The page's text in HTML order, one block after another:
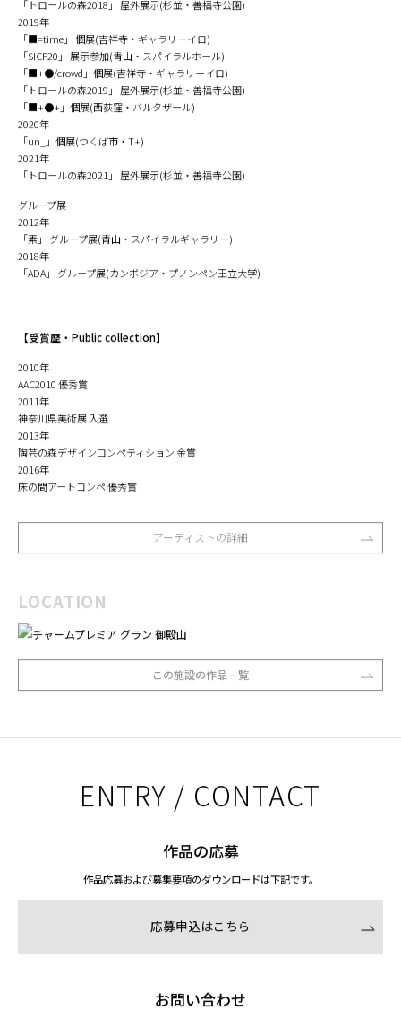
「トロールの森2018」 屋外展示(杉並・善福寺公園)
2019年
「■=time」 個展(吉祥寺・ギャラリーイロ)
「SICF20」 展示参加(青山・スパイラルホール)
「■+●/crowd」個展(吉祥寺・ギャラリーイロ)
「トロールの森2019」 屋外展示(杉並・善福寺公園)
「■+●+」個展(西荻窪・バルタザール)
2020年
「un_」個展(つくば市・T+)
2021年
「トロールの森2021」 屋外展示(杉並・善福寺公園)
グループ展
2012年
「素」 グループ展(青山・スパイラルギャラリー)
2018年
「ADA」 グループ展(カンボジア・プノンペン王立大学)
【受賞歴・Public collection】
2010年
AAC2010 優秀賞
2011年
神奈川県美術展 入選
2013年
陶芸の森デザインコンペティション 金賞
2016年
床の間アートコンペ 優秀賞
アーティストの詳細
LOCATION
この施設の作品一覧
ENTRY / CONTACT
作品の応募
作品応募および募集要項のダウンロードは下記です。
応募申込はこちら
お問い合わせ